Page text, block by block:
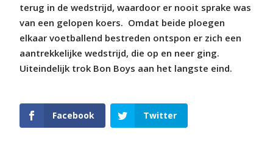
terug in de wedstrijd, waardoor er nooit sprake was
van een gelopen koers. Omdat beide ploegen
elkaar voetballend bestreden ontspon er zich een
aantrekkelijke wedstrijd, die op en neer ging.
Uiteindelijk trok Bon Boys aan het langste eind.
Facebook Twitter